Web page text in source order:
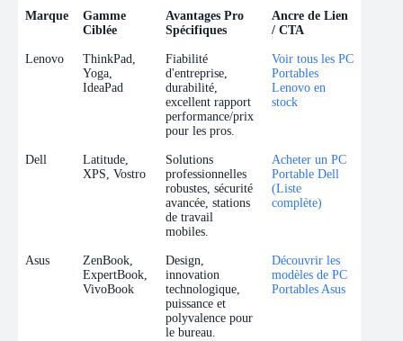
Marque
Gamme
Ciblée
Avantages Pro
Spécifiques
Ancre de Lien
/ CTA
Marque
Gamme
Ciblée
Avantages Pro
Spécifiques
Ancre de Lien
/ CTA
Lenovo
ThinkPad,
Yoga,
IdeaPad
Fiabilité
d'entreprise,
durabilité,
excellent rapport
performance/prix
pour les pros.
Voir tous les PC
Portables
Lenovo en
stock
Dell
Latitude,
XPS, Vostro
Solutions
professionnelles
robustes, sécurité
avancée, stations
de travail
mobiles.
Acheter un PC
Portable Dell
(Liste
complète)
Asus
ZenBook,
ExpertBook,
VivoBook
Design,
innovation
technologique,
puissance et
polyvalence pour
le bureau.
Découvrir les
modèles de PC
Portables Asus